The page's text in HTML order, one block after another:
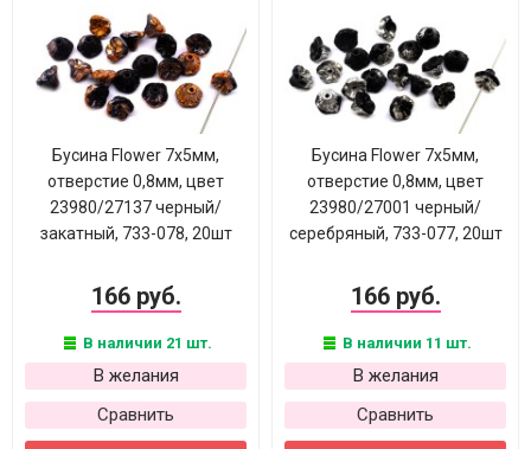
Бусина Flower 7х5мм,
отверстие 0,8мм, цвет
23980/27137 черный/
закатный, 733-078, 20шт
166 руб.
В наличии 21 шт.
В желания
Сравнить
Бусина Flower 7х5мм,
отверстие 0,8мм, цвет
23980/27001 черный/
серебряный, 733-077, 20шт
166 руб.
В наличии 11 шт.
В желания
Сравнить